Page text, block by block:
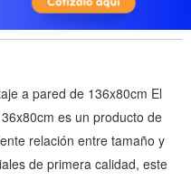
a pared de 136x80cm El
es un producto de
relación entre tamaño y
de primera calidad, este